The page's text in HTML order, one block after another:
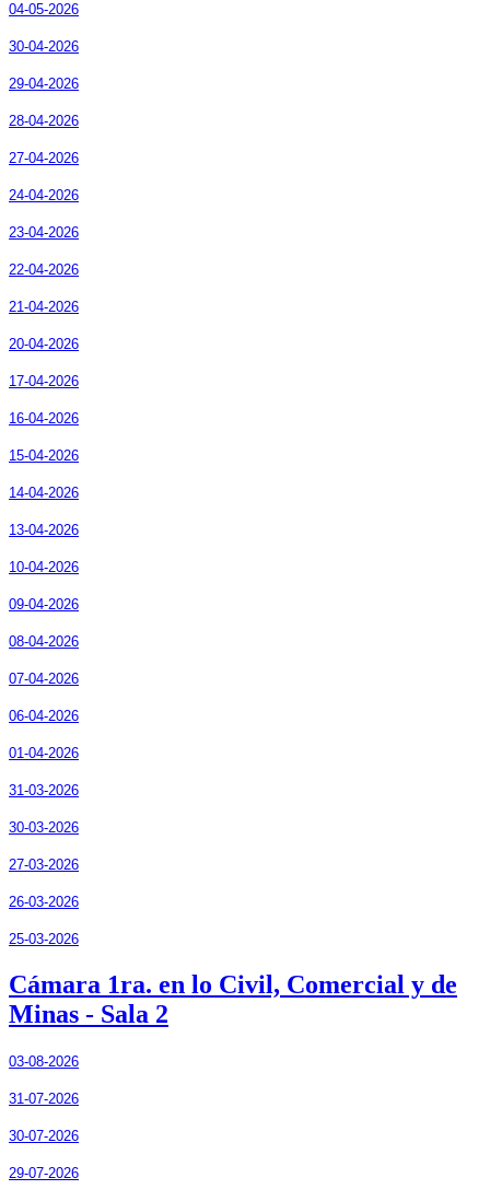
04-05-2026
30-04-2026
29-04-2026
28-04-2026
27-04-2026
24-04-2026
23-04-2026
22-04-2026
21-04-2026
20-04-2026
17-04-2026
16-04-2026
15-04-2026
14-04-2026
13-04-2026
10-04-2026
09-04-2026
08-04-2026
07-04-2026
06-04-2026
01-04-2026
31-03-2026
30-03-2026
27-03-2026
26-03-2026
25-03-2026
Cámara 1ra. en lo Civil, Comercial y de
Minas - Sala 2
03-08-2026
31-07-2026
30-07-2026
29-07-2026